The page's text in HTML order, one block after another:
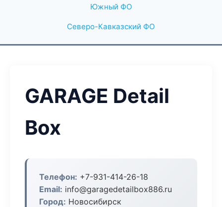
Южный ФО
Северо-Кавказский ФО
GARAGE Detail
Box
Телефон: +7-931-414-26-18
Email: info@garagedetailbox886.ru
Город: Новосибирск